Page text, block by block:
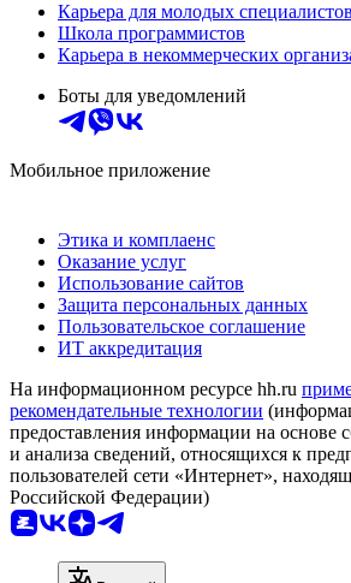
Карьера для молодых специалистов
Школа программистов
Карьера в некоммерческих
Боты для уведомлений
Мобильное приложение
Этика и комплаенс
Оказание услуг
Использование сайтов
Защита персональных данных
Пользовательское соглашение
ИТ аккредитация
На информационном ресурсе hh.ru
рекомендательные технологии
предоставления информации на основе
и анализа сведений, относящихся к
пользователей сети «Интернет»,
Российской Федерации)